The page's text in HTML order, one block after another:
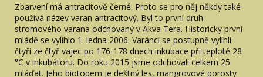
Zbarvení má antracitově černé. Proto se pro něj někdy také
používá název varan antracitový. Byl to první druh
stromového varana odchovaný v Akva Tera. Historicky první
mládě se vylíhlo 1. ledna 2006. Varánci se postupně vylíhli
čtyři ze čtyř vajec po 176-178 dnech inkubace při teplotě 28
°C v inkubátoru. Do roku 2015 jsme odchovali celkem 25
mláďat. Jeho biotopem je deštný les, mangrovové porosty